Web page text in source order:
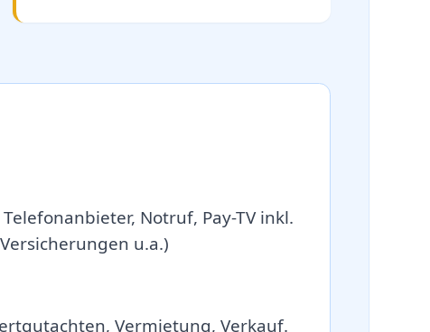
Notruf, Pay-TV inkl.
u.a.)
Vermietung, Verkauf.